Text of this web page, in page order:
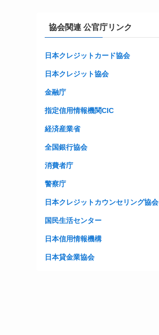
協会関連 公官庁リンク
日本クレジットカード協会
日本クレジット協会
金融庁
指定信用情報機関CIC
経済産業省
全国銀行協会
消費者庁
警察庁
日本クレジットカウンセリング協会
国民生活センター
日本信用情報機構
日本貸金業協会